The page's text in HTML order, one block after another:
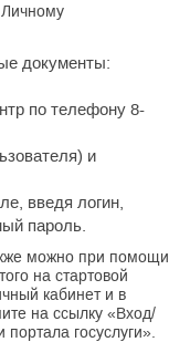
Личному
документы:
по телефону 8-
и
введя логин,
пароль.
можно при помощи
на стартовой
кабинет и в
на ссылку «Вход/
госуслуги».